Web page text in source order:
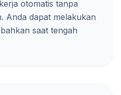
otomatis tanpa
Anda dapat melakukan
saat tengah